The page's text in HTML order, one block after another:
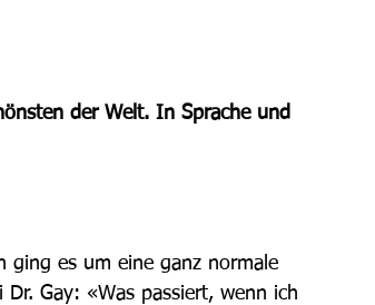
der Welt. In Sprache und
ging es um eine ganz normale
Dr. Gay: «Was passiert, wenn ich